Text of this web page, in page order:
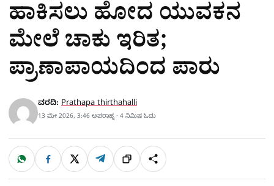
ಹಾಕಿಸಲು ಹೋದ ಯುವಕನ
ಮೇಲೆ ಚಾಕು ಇರಿತ;
ಪ್ರಾಣಾಪಾಯದಿಂದ ಪಾರು
ವರದಿ: Prathapa thirthahalli
13 ಮೇ 2026, 3:46 ಅಪರಾಹ್ನ · 4 ನಿಮಿಷ ಓದು
ಹಂಚಿಕೊಳ್ಳಿ
W
a
t
F
c
e
X T
l
e
ಲಿಂ
S